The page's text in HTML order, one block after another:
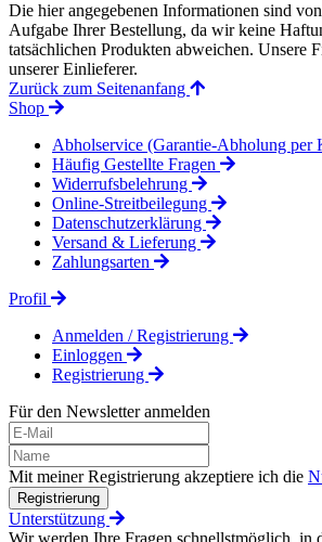
Die hier angegebenen Informationen sind
Aufgabe Ihrer Bestellung, da wir keine
tatsächlichen Produkten abweichen. Unsere
unserer Einlieferer.
Zurück zum Seitenanfang
Shop
Abholservice (Garantie-Abholung per
Häufig Gestellte Fragen
Widerrufsbelehrung
Online-Streitbeilegung
Datenschutzerklärung
Versand & Lieferung
Zahlungsarten
Profil
Anmelden / Registrierung
Einloggen
Registrierung
Für den Newsletter anmelden
Mit meiner Registrierung akzeptiere ich die
Registrierung
Unterstützung